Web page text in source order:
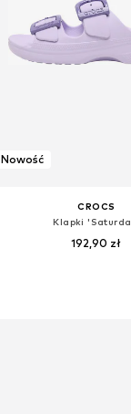
Nowość
CROCS
Klapki
192,90 zł